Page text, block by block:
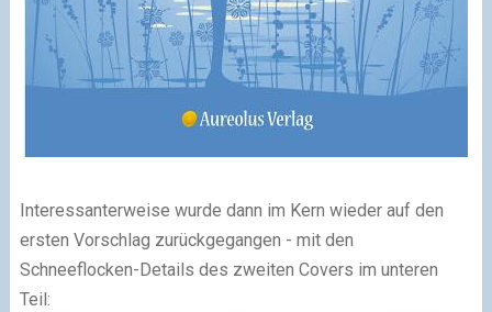
Interessanterweise wurde dann im Kern wieder auf den
ersten Vorschlag zurückgegangen - mit den
Schneeflocken-Details des zweiten Covers im unteren
Teil: